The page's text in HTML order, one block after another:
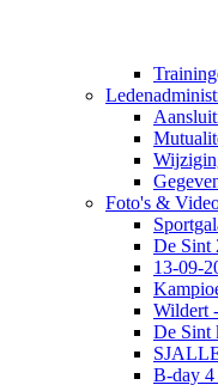
Foto's &
De Sint
13-09-
Wildert
De Sint
B-day 4